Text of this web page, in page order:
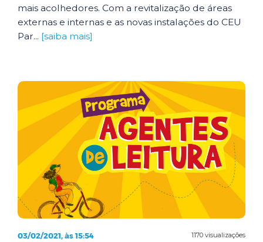
mais acolhedores. Com a revitalização de áreas
externas e internas e as novas instalações do CEU
Par... [saiba mais]
1170 visualizações
03/02/2021, às 15:54